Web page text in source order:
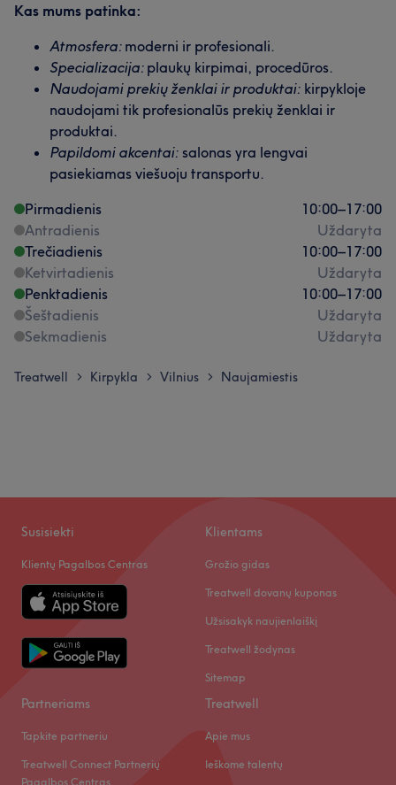
Kas mums patinka:
Atmosfera: moderni ir profesionali.
Specializacija: plaukų kirpimai, procedūros.
Naudojami prekių ženklai ir produktai: kirpykloje
naudojami tik profesionalūs prekių ženklai ir
produktai.
Papildomi akcentai: salonas yra lengvai
pasiekiamas viešuoju transportu.
Pirmadienis
10:00–17:00
Antradienis
Uždaryta
Trečiadienis
10:00–17:00
Ketvirtadienis
Uždaryta
Penktadienis
10:00–17:00
Šeštadienis
Uždaryta
Sekmadienis
Uždaryta
Treatwell > Kirpykla > Vilnius > Naujamiestis
Susisiekti
Klientų Pagalbos Centras
Klientams
Grožio gidas
Treatwell dovanų kuponas
Užsisakyk naujienlaiškį
Treatwell žodynas
Sitemap
Partneriams
Tapkite partneriu
Treatwell Connect Partnerių
Pagalbos Centras
Treatwell
Apie mus
Ieškome talentų